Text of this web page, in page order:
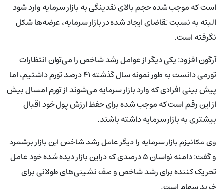
است که موجب شده حجم بالای نقدینگی به بازار سرمایه وارد شود
البته به نسبت تقاضای ایجاد شده در بازار سرمایه، عرضه‌ها شکل
نگرفته است.
آرگون افزود: یکی دیگر از عوامل رشد شاخص را می‌توان انتظارات
تورمی دانست به طور نمونه سال گذشته ۴۱ درصد تورم داشتیم، اما
پیش بینی افرادی که وارد بازار سرمایه می‌شوند از تورم امسال بیش
از این رقم است که موجب شده برای حفظ ارزش پول خود اقبال
بیشتری به بازار سرمایه داشته باشند.
وی مکانیزم بازار سرمایه را دیگر عامل رشد شاخص این بازار برشمرد
و گفت: دامنه نواسان ۵ درصدی که دراین بازار دیده شده خود عامل
تحریک کننده برای رشد شاخص و صف نشینی‌های طولانی برای